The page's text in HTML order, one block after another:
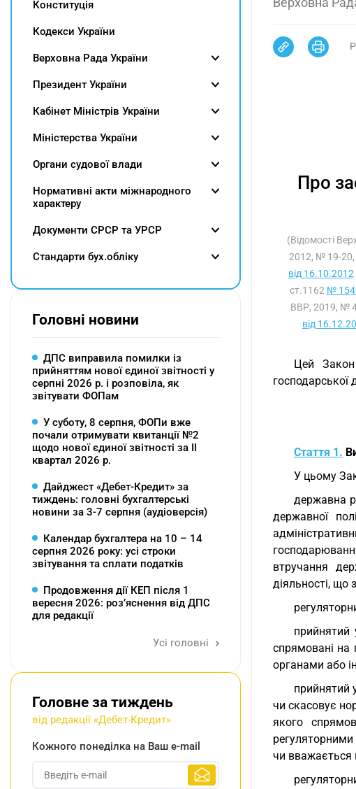
Про
(Відомості
2012, № 19-20,
від 16.10.2012
ст.1162 №
ВВР, 2019, №
від
Цей Закон
господарської
Стаття 1.
У цьому
державна
державної
втручання
діяльності, що
прийнятий
спрямовані на
органами або
прийнятий
чи скасовує
якого
чи вважається
Конституція
Кодекси України
Верховна Рада України
Президент України
Кабінет Міністрів України
Міністерства України
Органи судової влади
Нормативні акти міжнародного
характеру
Документи СРСР та УРСР
Cтандарти бух.обліку
Головні новини
ДПС виправила помилки із
прийняттям нової єдиної звітності у
серпні 2026 р. і розповіла, як
звітувати ФОПам
У суботу, 8 серпня, ФОПи вже
почали отримувати квитанції №2
щодо нової єдиної звітності за ІІ
квартал 2026 р.
Дайджест «Дебет-Кредит» за
тиждень: головні бухгалтерські
новини за 3-7 серпня (аудіоверсія)
Календар бухгалтера на 10 – 14
серпня 2026 року: усі строки
звітування та сплати податків
Продовження дії КЕП після 1
вересня 2026: розʼяснення від ДПС
для редакції
Усі головні
Головне за тиждень
від редакції «Дебет-Кредит»
Кожного понеділка на Ваш e-mail